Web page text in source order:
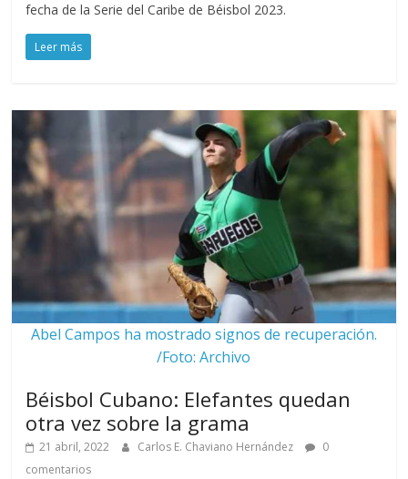
fecha de la Serie del Caribe de Béisbol 2023.
Leer más
Abel Campos ha mostrado signos de recuperación.
/Foto: Archivo
Béisbol Cubano: Elefantes quedan
otra vez sobre la grama
21 abril, 2022 Carlos E. Chaviano Hernández
0
comentarios